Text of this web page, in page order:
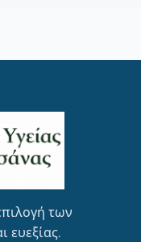
των
ευεξίας.